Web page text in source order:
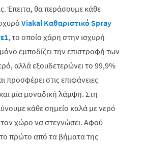
Έπειτα, θα περάσουμε κάθε
Viakal Καθαριστικό Spray
, το οποίο χάρη στην ισχυρή
εμποδίζει την επιστροφή των
αλλά εξουδετερώνει το 99,9%
προσφέρει στις επιφάνειες
μία μοναδική λάμψη. Στη
κάθε σημείο καλά με νερό
χώρο να στεγνώσει. Αφού
πρώτο από τα βήματα της